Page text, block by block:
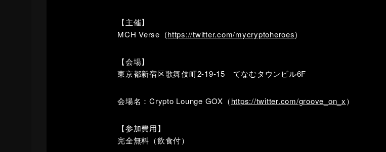
【主催】
MCH Verse (https://twitter.com/mycryptoheroes)
【会場】
東京都新宿区歌舞伎町2-19-15 てなむタウンビル6F
会場名：Crypto Lounge GOX（https://twitter.com/groove_on_x）
【参加費用】
完全無料（飲食付）